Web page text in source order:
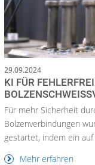
29.09.2024
KI FÜR
Für mehr Sicherheit
Bolzenverbindungen
gestartet, indem ein
Mehr erfahren